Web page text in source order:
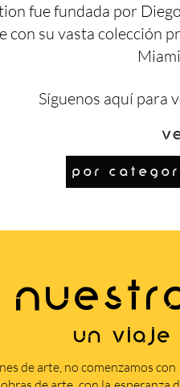
fue fundada por
con su vasta colección
Síguenos aquí para
por
Un viaje
de arte, no comenzamos